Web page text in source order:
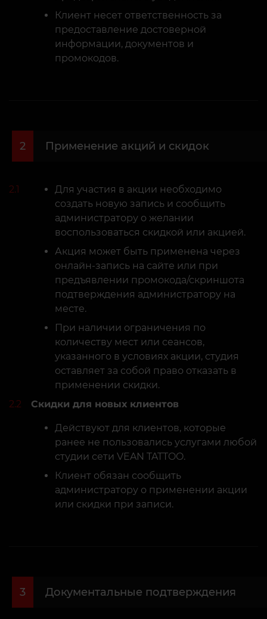
Клиент несет ответственность за
предоставление достоверной
информации, документов и
промокодов.
2 Применение акций и скидок
2.1
Для участия в акции необходимо
создать новую запись и сообщить
администратору о желании
воспользоваться скидкой или акцией.
Акция может быть применена через
онлайн-запись на сайте или при
предъявлении промокода/скриншота
подтверждения администратору на
месте.
При наличии ограничения по
количеству мест или сеансов,
указанного в условиях акции, студия
оставляет за собой право отказать в
применении скидки.
2.2
Скидки для новых клиентов
Действуют для клиентов, которые
ранее не пользовались услугами любой
студии сети VEAN TATTOO.
Клиент обязан сообщить
администратору о применении акции
или скидки при записи.
3 Документальные подтверждения